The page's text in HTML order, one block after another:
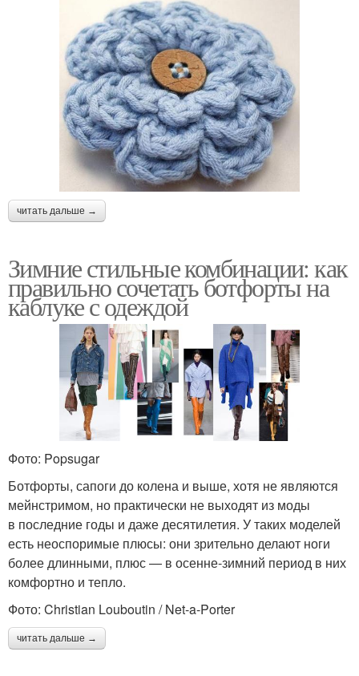
читать дальше →
Зимние стильные комбинации: как
правильно сочетать ботфорты на
каблуке с одеждой
Фото: Popsugar
Ботфорты, сапоги до колена и выше, хотя не являются
мейнстримом, но практически не выходят из моды
в последние годы и даже десятилетия. У таких моделей
есть неоспоримые плюсы: они зрительно делают ноги
более длинными, плюс — в осенне-зимний период в них
комфортно и тепло.
Фото: Christian Louboutin / Net-a-Porter
читать дальше →